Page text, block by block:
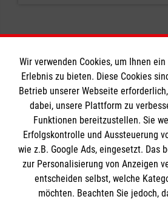
Informationen
Impressum
Datenschutz
Barrierefreiheit
Kontakt
Die Malteser
Wir verwenden Cookies, um Ihnen
Erlebnis zu bieten. Diese Cookies
Betrieb unserer Webseite
dabei, unsere Plattform zu
Funktionen bereitzustellen. Sie
Erfolgskontrolle und Aussteuerung
wie z.B. Google Ads, eingesetzt. Das
zur Personalisierung von Anzeigen
entscheiden selbst, welche
möchten. Beachten Sie jedoch,